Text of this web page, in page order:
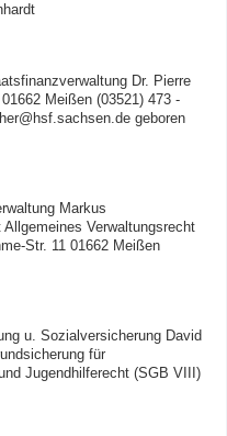
Dr. Pierre
Meißen (03521) 473 -
geboren
Markus
Verwaltungsrecht
Str. 11 01662 Meißen
u. Sozialversicherung David
für
Jugendhilferecht (SGB VIII)